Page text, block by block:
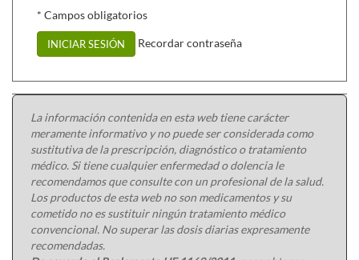
* Campos obligatorios
INICIAR SESIÓN Recordar contraseña
La información contenida en esta web tiene carácter
meramente informativo y no puede ser considerada como
sustitutiva de la prescripción, diagnóstico o tratamiento
médico. Si tiene cualquier enfermedad o dolencia le
recomendamos que consulte con un profesional de la salud.
Los productos de esta web no son medicamentos y su
cometido no es sustituir ningún tratamiento médico
convencional. No superar las dosis diarias expresamente
recomendadas.